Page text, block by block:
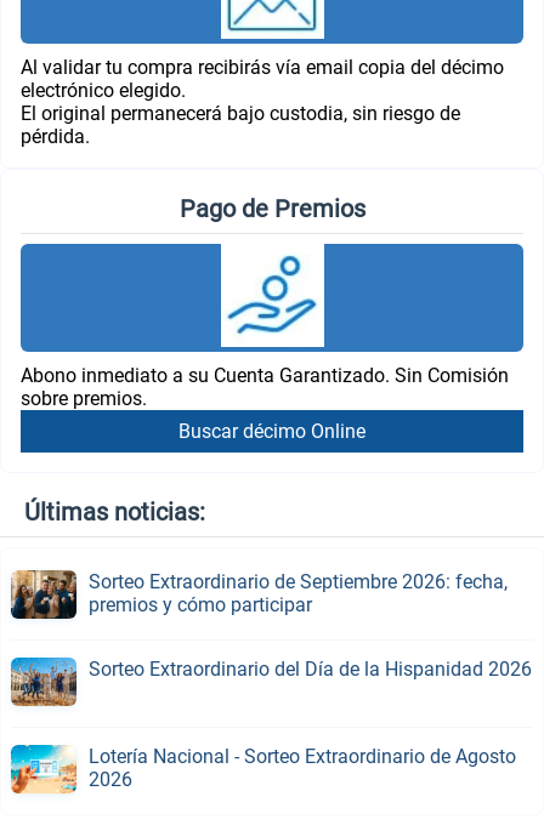
Al validar tu compra recibirás vía email copia del décimo
electrónico elegido.
El original permanecerá bajo custodia, sin riesgo de
pérdida.
Pago de Premios
Abono inmediato a su Cuenta Garantizado. Sin Comisión
sobre premios.
Buscar décimo Online
Últimas noticias:
Sorteo Extraordinario de Septiembre 2026: fecha,
premios y cómo participar
Sorteo Extraordinario del Día de la Hispanidad 2026
Lotería Nacional - Sorteo Extraordinario de Agosto
2026